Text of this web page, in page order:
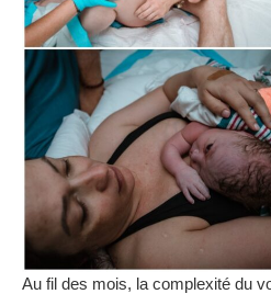
Au fil des mois, la complexité du